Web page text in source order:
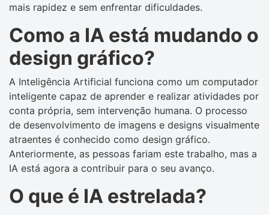
mais rapidez e sem enfrentar dificuldades.
Como a IA está mudando o
design gráfico?
A Inteligência Artificial funciona como um computador
inteligente capaz de aprender e realizar atividades por
conta própria, sem intervenção humana. O processo
de desenvolvimento de imagens e designs visualmente
atraentes é conhecido como design gráfico.
Anteriormente, as pessoas fariam este trabalho, mas a
IA está agora a contribuir para o seu avanço.
O que é IA estrelada?